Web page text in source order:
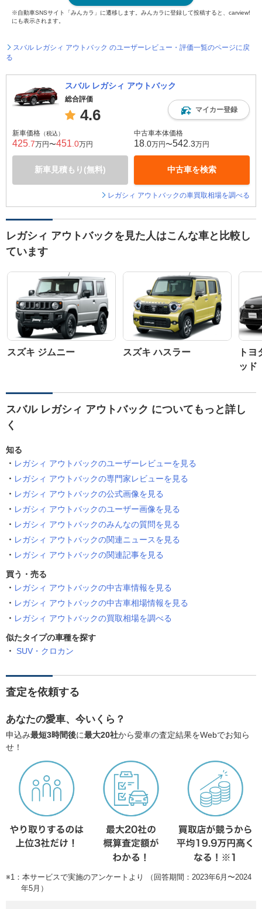
※自動車SNSサイト「みんカラ」に遷移します。みんカラに登録して投稿すると、carview!
にも表示されます。
スバル レガシィ アウトバック のユーザーレビュー・評価一覧のページに戻
る
スバル レガシィ アウトバック
総合評価
4.6 マイカー登録
新車価格 （税込）
425 .7万円〜451 .0万円
新車見積もり(無料)
中古車本体価格
18 .0万円〜542 .3万円
中古車を検索
レガシィ アウトバックの車買取相場を調べる
レガシィ アウトバックを見た人はこんな車と比較し
ています
スズキ ジムニー スズキ ハスラー
ト
ッド
スバル レガシィ アウトバック についてもっと詳し
く
知る
レガシィ アウトバックのユーザーレビューを見る
レガシィ アウトバックの専門家レビューを見る
レガシィ アウトバックの公式画像を見る
レガシィ アウトバックのユーザー画像を見る
レガシィ アウトバックのみんなの質問を見る
レガシィ アウトバックの関連ニュースを見る
レガシィ アウトバックの関連記事を見る
買う・売る
レガシィ アウトバックの中古車情報を見る
レガシィ アウトバックの中古車相場情報を見る
レガシィ アウトバックの買取相場を調べる
似たタイプの車種を探す
SUV・クロカン
査定を依頼する
あなたの愛車、今いくら？
申込み最短3時間後に最大20社から愛車の査定結果をWebでお知ら
せ！
※1：本サービスで実施のアンケートより （回答期間：2023年6月〜2024
年5月）